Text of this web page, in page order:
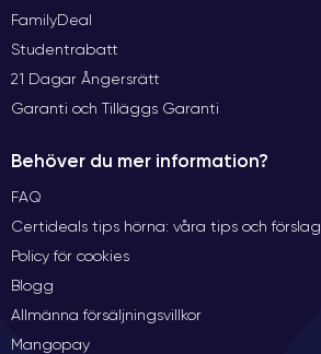
FamilyDeal
Studentrabatt
21 Dagar Ångersrätt
Garanti och Tilläggs Garanti
Behöver du mer information?
FAQ
Certideals tips hörna: våra tips och förslag
Policy för cookies
Blogg
Allmänna försäljningsvillkor
Mangopay